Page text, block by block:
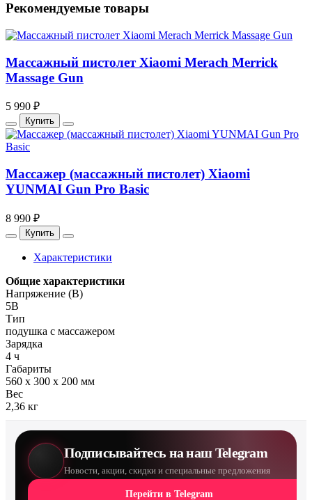
Рекомендуемые товары
Массажный пистолет Xiaomi Merach Merrick
Massage Gun
5 990 ₽
Купить
Массажер (массажный пистолет) Xiaomi
YUNMAI Gun Pro Basic
8 990 ₽
Купить
Характеристики
Общие характеристики
Напряжение (В)
5В
Тип
подушка с массажером
Зарядка
4 ч
Габариты
560 х 300 х 200 мм
Вес
2,36 кг
Подписывайтесь на наш Telegram
Новости, акции, скидки и специальные предложения
Перейти в Telegram